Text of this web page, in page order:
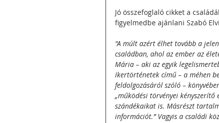
Jó összefoglaló cikket a
figyelmedbe ajánlani Szabó
"A múlt azért élhet tovább a
családban, ahol az ember az
Mária – aki az egyik
Ikertörténetek című – a méhen
feldolgozásáról szóló –
„működési törvényei
szándékaikat is. Másrészt
információt.” Vagyis a családi